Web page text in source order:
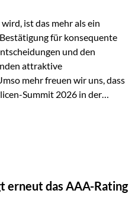
ist das mehr als ein
für konsequente
und den
attraktive
mehr freuen wir uns, dass
Summit 2026 in der
Fondspolicenreport der
Das Ergebnis: Die ETF-
den drei besten Angeboten
eine Bestätigung
erneut das AAA-Rating